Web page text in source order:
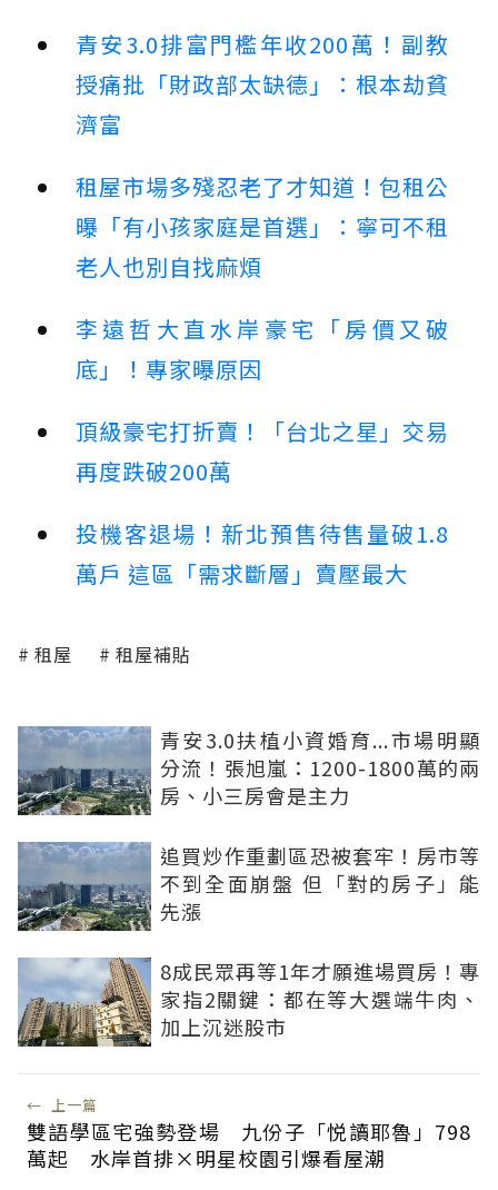
青安3.0排富門檻年收200萬！副教
授痛批「財政部太缺德」：根本劫貧
濟富
租屋市場多殘忍老了才知道！包租公
曝「有小孩家庭是首選」：寧可不租
老人也別自找麻煩
李遠哲大直水岸豪宅「房價又破
底」！專家曝原因
頂級豪宅打折賣！「台北之星」交易
再度跌破200萬
投機客退場！新北預售待售量破1.8
萬戶 這區「需求斷層」賣壓最大
租屋 租屋補貼
青安3.0扶植小資婚育...市場明顯
分流！張旭嵐：1200-1800萬的兩
房、小三房會是主力
追買炒作重劃區恐被套牢！房市等
不到全面崩盤 但「對的房子」能
先漲
8成民眾再等1年才願進場買房！專
家指2關鍵：都在等大選端牛肉、
加上沉迷股市
← 上一篇
雙語學區宅強勢登場 九份子「悦讀耶魯」798
萬起 水岸首排×明星校園引爆看屋潮